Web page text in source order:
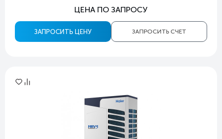
ЦЕНА ПО ЗАПРОСУ
ЗАПРОСИТЬ СЧЕТ
ЗАПРОСИТЬ ЦЕНУ